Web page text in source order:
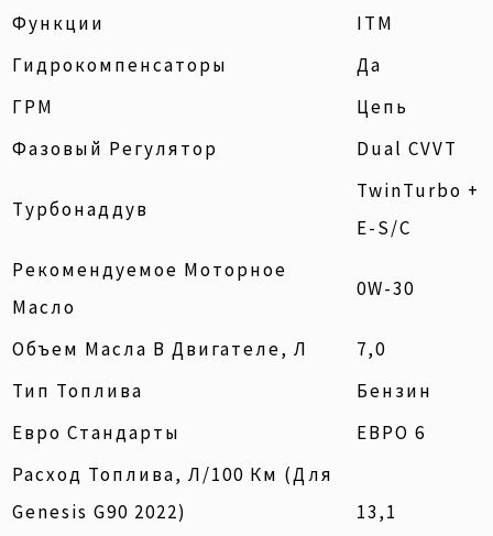
Функции
ITM
Гидрокомпенсаторы
Да
ГРМ
Цепь
Фазовый Регулятор
Dual CVVT
Tурбонаддув
TwinTurbo +
E-S/C
Рекомендуемое Моторное
Масло
0W-30
Объем Масла В Двигателе, Л
7,0
Тип Топлива
Бензин
Евро Стандарты
ЕВРО 6
Расход Топлива, Л/100 Км (для
Genesis G90 2022)
13,1